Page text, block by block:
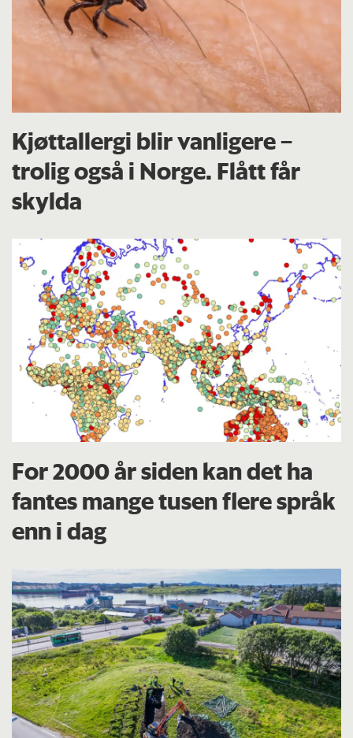
Kjøttallergi blir vanligere –
trolig også i Norge. Flått får
skylda
For 2000 år siden kan det ha
fantes mange tusen flere språk
enn i dag